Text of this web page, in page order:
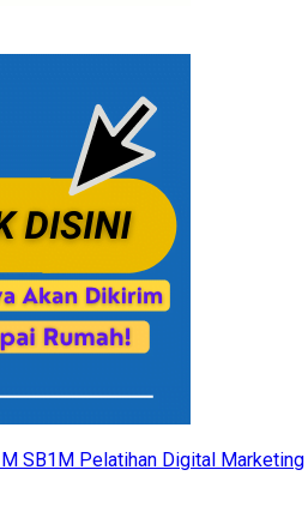
SB1M Pelatihan Digital Marketing